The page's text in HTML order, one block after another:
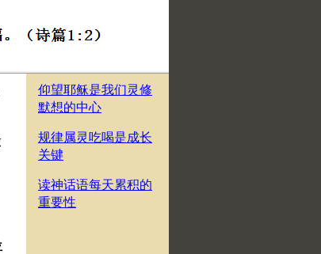
仰望耶稣是我们灵修
默想的中心
规律属灵吃喝是成长
关键
读神话语每天累积的
重要性